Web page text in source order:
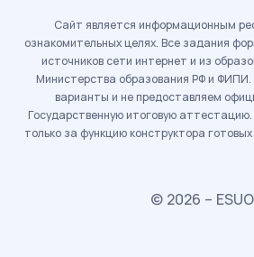
Сайт является информационным
ознакомительных целях. Все задания
источников сети интернет и из
Министерства образования РФ и
варианты и не предоставляем
Государственную итоговую
только за функцию конструктора
© 2026 – ESUO